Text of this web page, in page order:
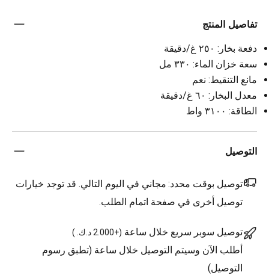
تفاصيل المنتج
دفعة بخار: ٢٥٠ غ/دقيقة
سعة خزان الماء: ٣٣٠ مل
مانع التنقيط: نعم
معدل البخار: ٦٠ غ/دقيقة
الطاقة: ٣١٠٠ واط
التوصيل
توصيل بوقت محدد: مجاني في اليوم التالي. قد توجد خيارات
توصيل أخرى في صفحة اتمام الطلب.
توصيل سوبر سريع خلال ساعة (+2.000 د.ك. )
أطلب الآن وسيتم التوصيل خلال ساعة (تطبق رسوم
التوصيل)